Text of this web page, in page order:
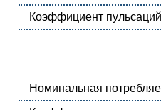
Коэффициент
Номинальная